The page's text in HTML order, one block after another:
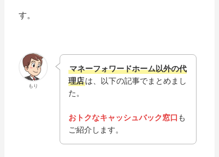
す。
もり
マネーフォワードホーム以外の代
理店は、以下の記事でまとめまし
た。
おトクなキャッシュバック窓口 も
ご紹介します。